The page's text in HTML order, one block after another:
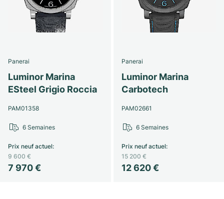
Panerai
Luminor Marina
ESteel Grigio Roccia
PAM01358
7 970 €
Prix neuf actuel:
9 600 €
6 Semaines
Panerai
Luminor Marina
Carbotech
PAM02661
12 620 €
Prix neuf actuel:
15 200 €
6 Semaines